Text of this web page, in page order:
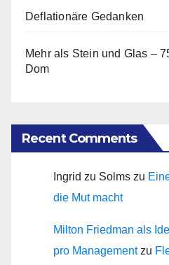
Deflationäre Gedanken
Mehr als Stein und Glas –
Dom
Recent Comments
Ingrid zu Solms zu
die Mut macht
Milton Friedman als
pro Managementzu